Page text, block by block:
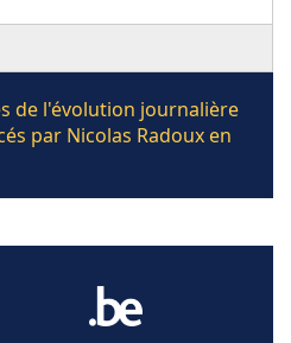
de l'évolution journalière
par Nicolas Radoux en